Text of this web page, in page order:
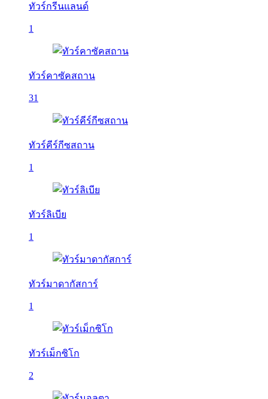
ทัวร์กรีนแลนด์
1
ทัวร์คาซัคสถาน
31
ทัวร์คีร์กีซสถาน
1
ทัวร์ลิเบีย
1
ทัวร์มาดากัสการ์
1
ทัวร์เม็กซิโก
2